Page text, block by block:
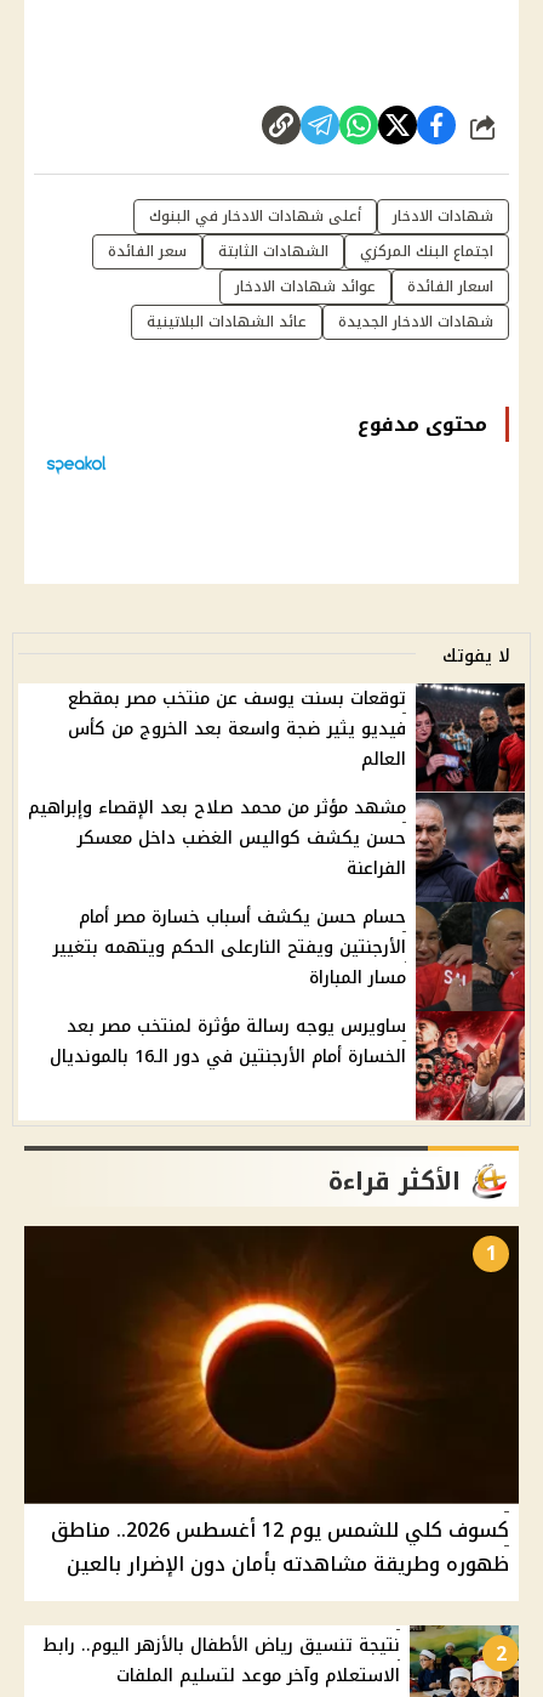
شارك
شهادات الادخار
أعلى شهادات الادخار في البنوك
اجتماع البنك المركزي
الشهادات الثابتة
سعر الفائدة
اسعار الفائدة
عوائد شهادات الادخار
شهادات الادخار الجديدة
عائد الشهادات البلاتينية
محتوى مدفوع
لا يفوتك
توقعات بسنت يوسف عن منتخب مصر بمقطع
فيديو يثير ضجة واسعة بعد الخروج من كأس
العالم
مشهد مؤثر من محمد صلاح بعد الإقصاء وإبراهيم
حسن يكشف كواليس الغضب داخل معسكر
الفراعنة
حسام حسن يكشف أسباب خسارة مصر أمام
الأرجنتين ويفتح النارعلى الحكم ويتهمه بتغيير
مسار المباراة
ساويرس يوجه رسالة مؤثرة لمنتخب مصر بعد
الخسارة أمام الأرجنتين في دور الـ16 بالمونديال
الأكثر قراءة
1
كسوف كلي للشمس يوم 12 أغسطس 2026.. مناطق
ظهوره وطريقة مشاهدته بأمان دون الإضرار بالعين
2
نتيجة تنسيق رياض الأطفال بالأزهر اليوم.. رابط
الاستعلام وآخر موعد لتسليم الملفات